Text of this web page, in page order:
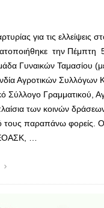
για τις ελλείψεις
την Πέμπτη
Γυναικών Ταμασίου
Αγροτικών Συλλόγων
Σύλλογο Γραμματικού,
των κοινών
τους παραπάνω φορείς. Ο
…